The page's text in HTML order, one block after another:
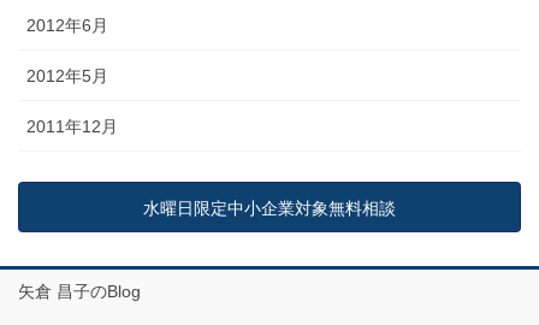
2012年6月
2012年5月
2011年12月
水曜日限定中小企業対象無料相談
矢倉 昌子のBlog